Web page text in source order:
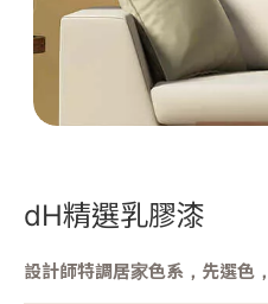
dH精選乳膠漆
設計師特調居家色系，先選色